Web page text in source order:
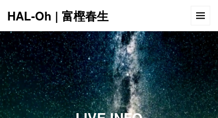
HAL-Oh | 富樫春生
12:00 AM
1:00 AM